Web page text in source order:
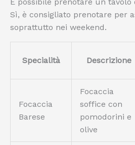
Sì, è consigliato prenotare per
soprattutto nei weekend.
Specialità Descrizione
Focaccia
Barese
Focaccia
soffice con
pomodorini e
olive